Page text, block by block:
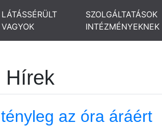
LÁTÁSSÉRÜLT
VAGYOK
SZOLGÁLTATÁSOK
INTÉZMÉNYEKNEK
Hírek
az óra áráért